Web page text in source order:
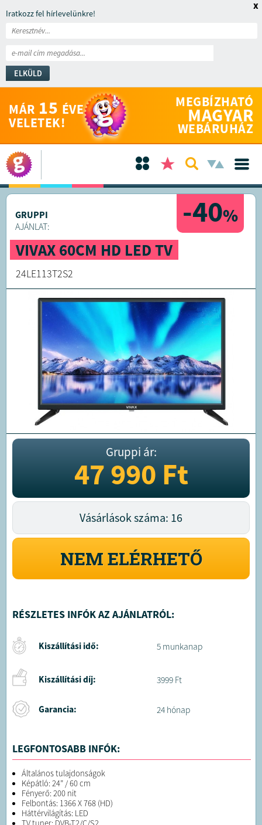
Iratkozz fel hírlevelünkre!
ELKÜLD
x
MÁR 15 ÉVE
VELETEK!
MEGBÍZHATÓ
MAGYAR
WEBÁRUHÁZ
-40%
GRUPPI
AJÁNLAT:
VIVAX 60CM HD LED TV
24LE113T2S2
Gruppi ár:
47 990Ft
Vásárlások száma: 16
NEM ELÉRHETŐ
RÉSZLETES INFÓK AZ AJÁNLATRÓL:
Kiszállítási idő: 5 munkanap
Kiszállítási díj: 3999 Ft
Garancia: 24 hónap
LEGFONTOSABB INFÓK:
Általános tulajdonságok
Képátló: 24” / 60 cm
Fényerő: 200 nit
Felbontás: 1366 X 768 (HD)
Háttérvilágítás: LED